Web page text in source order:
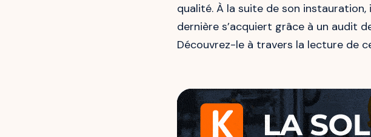
qualité. À la suite de son
dernière s’acquiert grâce à un audit
Découvrez-le à travers la lecture de